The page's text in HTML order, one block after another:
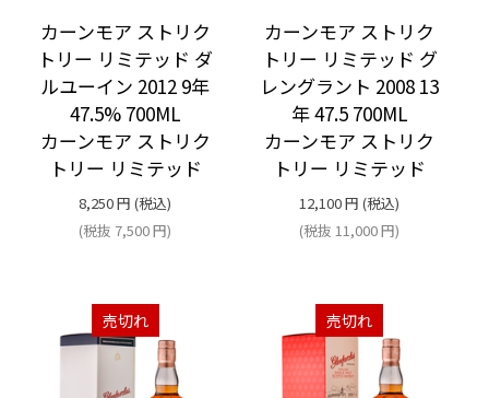
カーンモア ストリク
トリー リミテッド ダ
ルユーイン 2012 9年
47.5% 700ML
カーンモア ストリク
トリー リミテッド
8,250円 (税込)
(税抜 7,500円)
カーンモア ストリク
トリー リミテッド グ
レングラント 2008 13
年 47.5 700ML
カーンモア ストリク
トリー リミテッド
12,100円 (税込)
(税抜 11,000円)
売切れ 売切れ